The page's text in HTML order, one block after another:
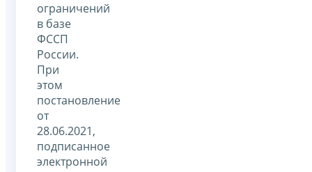
ограничений
в базе
ФССП
России.
При
этом
постановление
от
28.06.2021,
подписанное
электронной